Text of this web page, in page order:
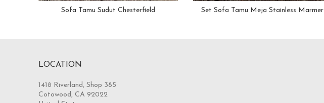
Sofa Tamu Sudut Chesterfield
Set Sofa Tamu Meja Stainless Marmer
LOCATION
1418 Riverland, Shop 385
Cotowood, CA 92022